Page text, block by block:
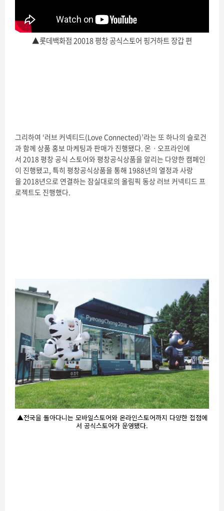
▲롯데백화점 20018 평창 공식스토어 핑거하트 장갑 편
그리하여 ‘러브 커넥티드(Love Connected)’라는 또 하나의 슬로건
과 함께 상품 홍보 마케팅과 판매가 진행됐다. 온ㆍ오프라인에
서 2018 평창 공식 스토어와 평창공식상품을 알리는 다양한 캠페인
이 진행됐고, 특히 평창공식상품을 통해 1988년의 열정과 사랑
을 2018년으로 연결하는 잠실대로의 올림픽 동상 러브 커넥티드 프
로젝트도 진행했다.
▲전국을 돌아다니는 모바일스토어와 온라인스토어까지 다양한 접점에
서 공식스토어가 운영됐다.